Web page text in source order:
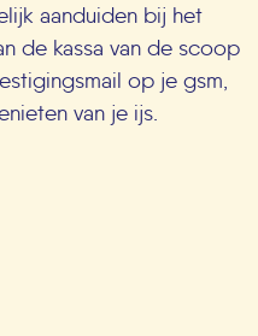
aanduiden bij het
de kassa van de scoop
op je gsm,
van je ijs.